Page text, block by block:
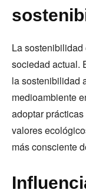
La
sociedad actual.
la sostenibilidad
medioambiente
adoptar
valores
más consciente